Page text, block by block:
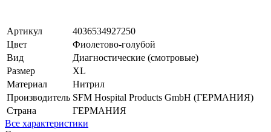
Артикул
4036534927250
Цвет
Фиолетово-голубой
Вид
Диагностические (смотровые)
Размер
XL
Материал
Нитрил
Производитель SFM Hospital Products GmbH (ГЕРМАНИЯ)
Страна
ГЕРМАНИЯ
Все характеристики